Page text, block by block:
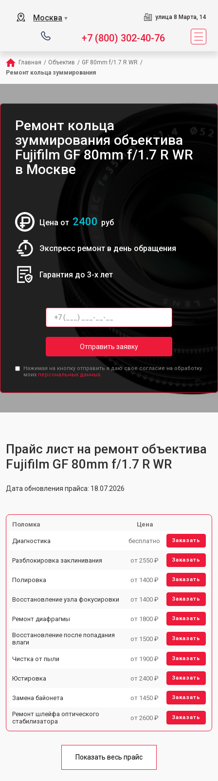
Москва ▼ улица 8 Марта, 14
+7 (800) 302-40-76
Главная / Объектив / GF 80mm f/1.7 R WR /
Ремонт кольца зуммирования
Ремонт кольца
зуммирования объектива
Fujifilm GF 80mm f/1.7 R WR
в Москве
Цена от 2400 руб
Экспресс ремонт в день обращения
Гарантия до 3-х лет
Отправить заявку
Нажимая на кнопку отправить я даю свое согласие на обработку
моих персональных данных.
Прайс лист на ремонт объектива
Fujifilm GF 80mm f/1.7 R WR
Дата обновления прайса: 18.07.2026
Поломка Цена
Диагностика бесплатно Заказать
Разблокировка заклинивания от 2550 ₽ Заказать
Полировка от 1400 ₽ Заказать
Восстановление узла фокусировки от 1400 ₽ Заказать
Ремонт диафрагмы от 1800 ₽ Заказать
Восстановление после попадания
влаги
от 1500 ₽ Заказать
Чистка от пыли от 1900 ₽ Заказать
Юстировка от 2400 ₽ Заказать
Замена байонета от 1450 ₽ Заказать
Ремонт шлейфа оптического
стабилизатора
от 2600 ₽ Заказать
Показать весь прайс